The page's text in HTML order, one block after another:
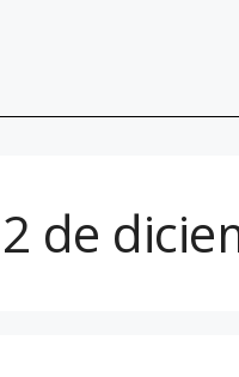
2 de